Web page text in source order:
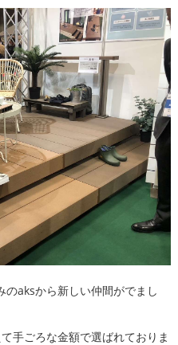
のaksから新しい仲間がでまし
手ごろな金額で選ばれておりま